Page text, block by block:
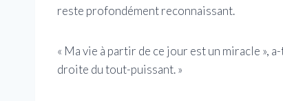
reste profondément reconnaissant.
« Ma vie à partir de ce jour est un miracle »,
droite du tout-puissant. »